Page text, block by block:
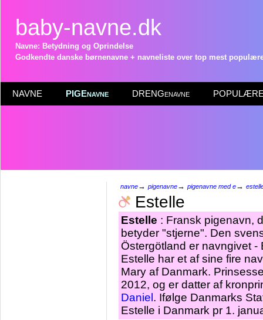
baby-navne.dk
Navne: Betydning og Oprindelse
Godkendte danske børnenavne + navneliste over top mest
NAVNE PIGEnavne DRENGenavne POPULÆRE
navne→ pigenavne→ pigenavne med e→
Estelle
Estelle : Fransk pigenavn,
betyder "stjerne". Den
Östergötland er navngivet -
Estelle har et af sine fire
Mary af Danmark.
2012, og er datter af
Daniel . Ifølge Danmarks
Estelle i Danmark pr 1.